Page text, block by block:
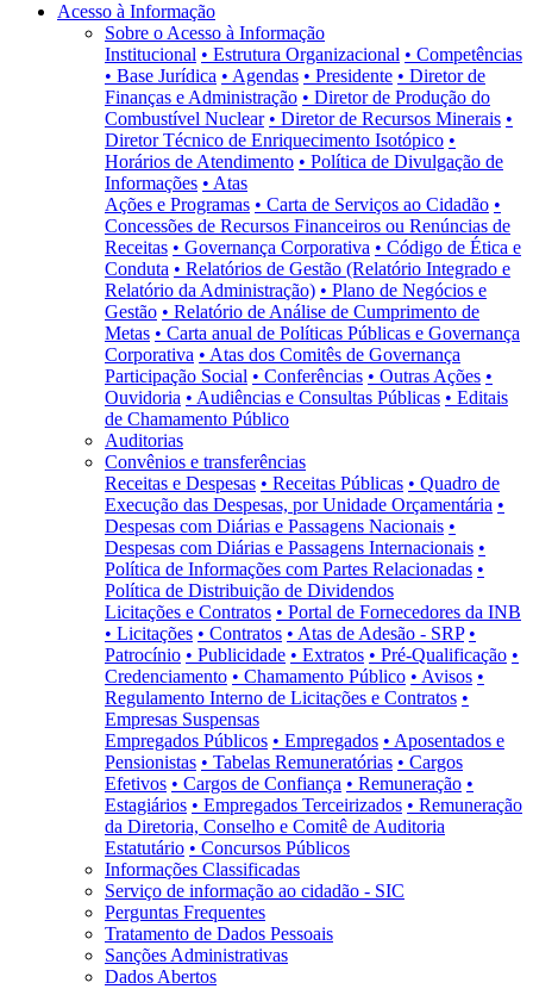
Acesso à Informação
Sobre o Acesso à Informação
Institucional • Estrutura Organizacional • Competências
• Base Jurídica • Agendas • Presidente • Diretor de
Finanças e Administração • Diretor de Produção do
Combustível Nuclear • Diretor de Recursos Minerais •
Diretor Técnico de Enriquecimento Isotópico •
Horários de Atendimento • Política de Divulgação de
Informações • Atas
Ações e Programas • Carta de Serviços ao Cidadão •
Concessões de Recursos Financeiros ou Renúncias de
Receitas • Governança Corporativa • Código de Ética e
Conduta • Relatórios de Gestão (Relatório Integrado e
Relatório da Administração) • Plano de Negócios e
Gestão • Relatório de Análise de Cumprimento de
Metas • Carta anual de Políticas Públicas e Governança
Corporativa • Atas dos Comitês de Governança
Participação Social • Conferências • Outras Ações •
Ouvidoria • Audiências e Consultas Públicas • Editais
de Chamamento Público
Auditorias
Convênios e transferências
Receitas e Despesas • Receitas Públicas • Quadro de
Execução das Despesas, por Unidade Orçamentária •
Despesas com Diárias e Passagens Nacionais •
Despesas com Diárias e Passagens Internacionais •
Política de Informações com Partes Relacionadas •
Política de Distribuição de Dividendos
Licitações e Contratos • Portal de Fornecedores da INB
• Licitações • Contratos • Atas de Adesão - SRP •
Patrocínio • Publicidade • Extratos • Pré-Qualificação •
Credenciamento • Chamamento Público • Avisos •
Regulamento Interno de Licitações e Contratos •
Empresas Suspensas
Empregados Públicos • Empregados • Aposentados e
Pensionistas • Tabelas Remuneratórias • Cargos
Efetivos • Cargos de Confiança • Remuneração •
Estagiários • Empregados Terceirizados • Remuneração
da Diretoria, Conselho e Comitê de Auditoria
Estatutário • Concursos Públicos
Informações Classificadas
Serviço de informação ao cidadão - SIC
Perguntas Frequentes
Tratamento de Dados Pessoais
Sanções Administrativas
Dados Abertos